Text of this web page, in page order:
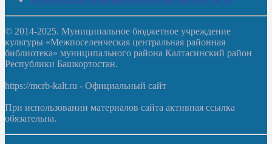
© 2014-2025. Муниципальное бюджетное учреждение
культуры «Межпоселенческая центральная районная
библиотека» муниципального района Калтасинский район
Республики Башкортостан.
https://mcrb-kalt.ru - Официальный сайт
При использовании материалов сайта активная ссылка
обязательна.